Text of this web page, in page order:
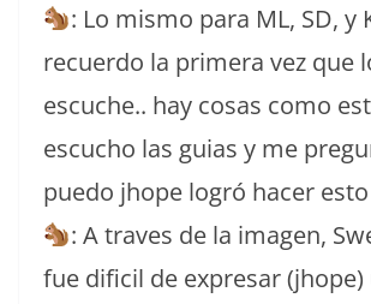
: Lo mismo para ML, SD, y
recuerdo la primera vez que
escuche.. hay cosas como
escucho las guias y me
puedo jhope logró hacer esto
: A traves de la imagen,
fue dificil de expresar (jhope)